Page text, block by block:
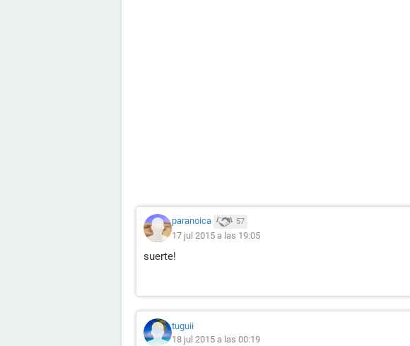
paranoica 57
17 jul 2015 a las 19:05
suerte!
tuguii
18 jul 2015 a las 00:19